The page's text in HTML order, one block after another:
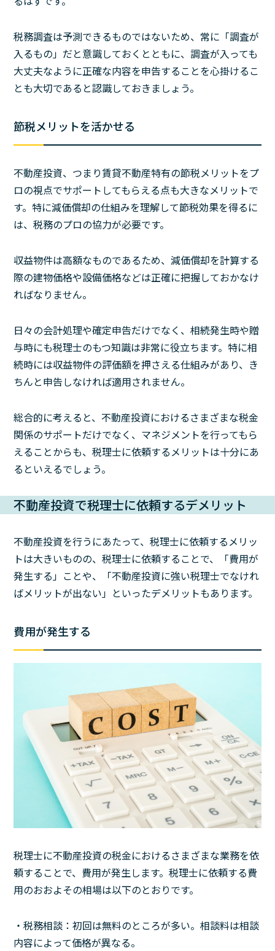
税務調査は予測できるものではないため、常に「調査が
入るもの」だと意識しておくとともに、調査が入っても
大丈夫なように正確な内容を申告することを心掛けるこ
とも大切であると認識しておきましょう。
節税メリットを活かせる
不動産投資、つまり賃貸不動産特有の節税メリットをプ
ロの視点でサポートしてもらえる点も大きなメリットで
す。特に減価償却の仕組みを理解して節税効果を得るに
は、税務のプロの協力が必要です。
収益物件は高額なものであるため、減価償却を計算する
際の建物価格や設備価格などは正確に把握しておかなけ
ればなりません。
日々の会計処理や確定申告だけでなく、相続発生時や贈
与時にも税理士のもつ知識は非常に役立ちます。特に相
続時には収益物件の評価額を押さえる仕組みがあり、き
ちんと申告しなければ適用されません。
総合的に考えると、不動産投資におけるさまざまな税金
関係のサポートだけでなく、マネジメントを行ってもら
えることからも、税理士に依頼するメリットは十分にあ
るといえるでしょう。
不動産投資で税理士に依頼するデメリット
不動産投資を行うにあたって、税理士に依頼するメリッ
トは大きいものの、税理士に依頼することで、「費用が
発生する」ことや、「不動産投資に強い税理士でなけれ
ばメリットが出ない」といったデメリットもあります。
費用が発生する
税理士に不動産投資の税金におけるさまざまな業務を依
頼することで、費用が発生します。税理士に依頼する費
用のおおよその相場は以下のとおりです。
・税務相談：初回は無料のところが多い。相談料は相談
内容によって価格が異なる。